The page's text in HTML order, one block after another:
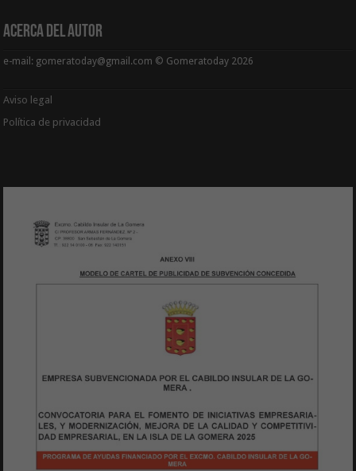
Acerca del Autor
e-mail: gomeratoday@gmail.com © Gomeratoday 2026
Aviso legal
Política de privacidad